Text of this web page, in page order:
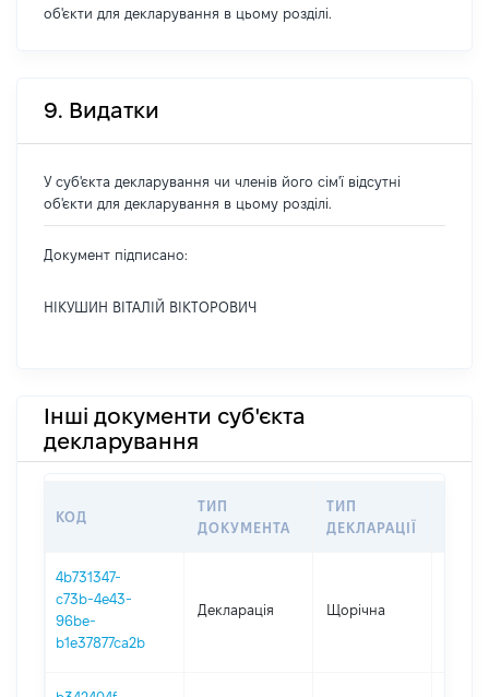
об'єкти для декларування в цьому розділі.
9. Видатки
У суб'єкта декларування чи членів його сім'ї відсутні
об'єкти для декларування в цьому розділі.
Документ підписано:
НІКУШИН ВІТАЛІЙ ВІКТОРОВИЧ
Інші документи суб'єкта
декларування
КОД
ТИП
ДОКУМЕНТА
ТИП
ДЕКЛАРАЦІЇ
4b731347-
c73b-4e43-
96be-
b1e37877ca2b
Декларація Щорічна